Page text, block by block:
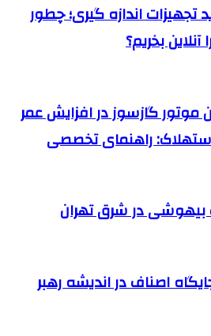
تجهیزات اندازه گیری؛ چطور
آنلاین بخریم؟
گازسوز در افزایش عمر
راهنمای تخصصی
بیهوشی در شرق تهران
اصناف در اندیشه رهبر